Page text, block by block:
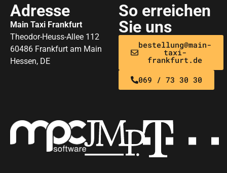
Adresse
Main Taxi Frankfurt
Theodor-Heuss-Allee 112
60486 Frankfurt am Main
Hessen, DE
So erreichen
Sie uns
bestellung@main-
taxi-
frankfurt.de
069 / 73 30 30